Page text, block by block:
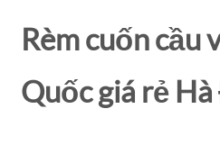
Rèm cuốn cầu
Quốc giá rẻ